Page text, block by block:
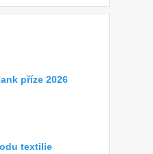
příze 2026
textilie